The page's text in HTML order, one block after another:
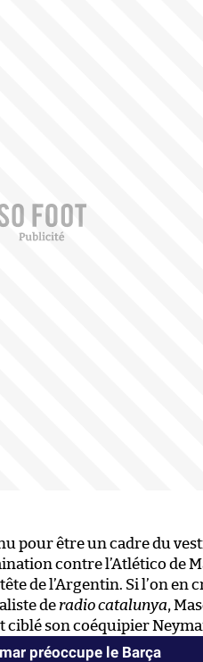
pour être un cadre du
contre l’Atlético de
de l’Argentin. Si l’on en
de radio catalunya,
ciblé son coéquipier
préoccupe le Barça